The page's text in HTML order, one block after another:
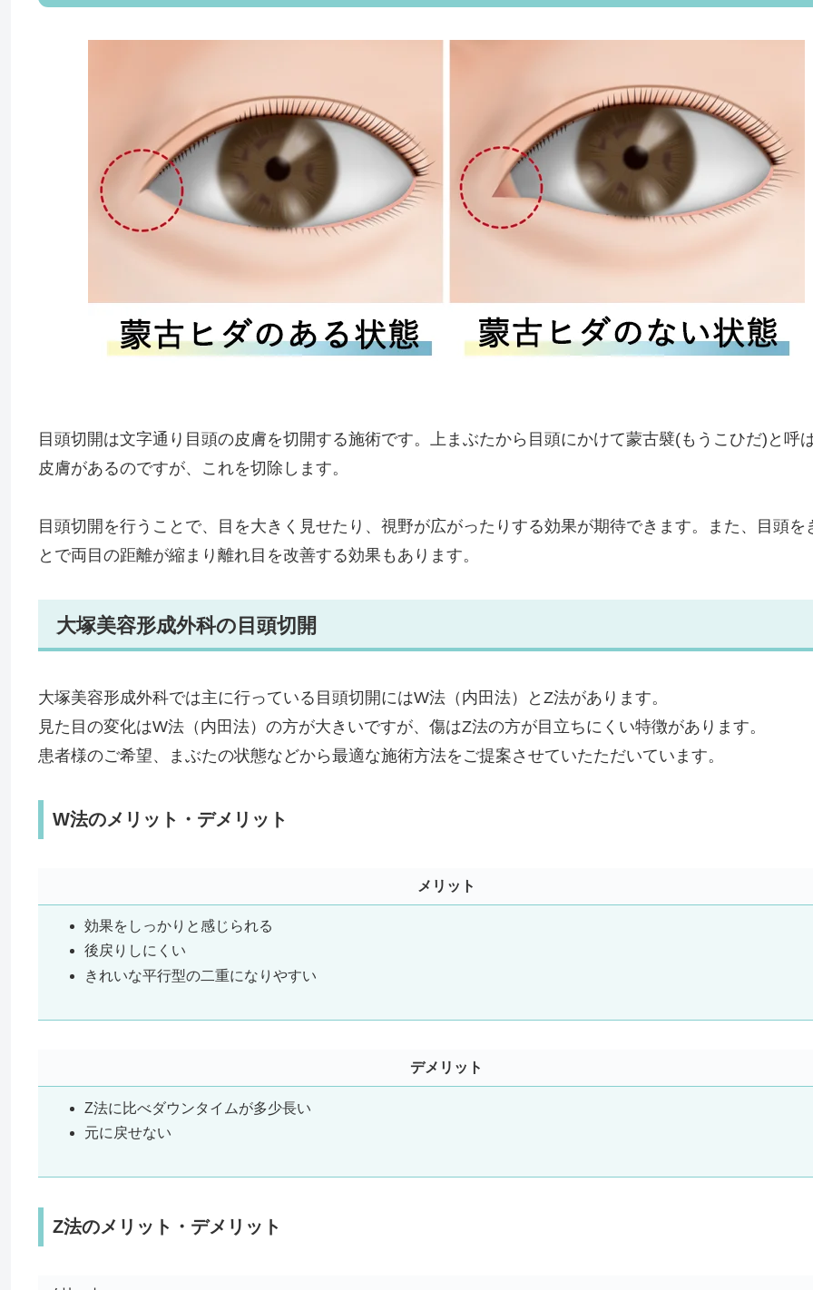
目頭切開は文字通り目頭の皮膚を切開する施術です。上まぶたから目頭にかけて蒙古襞(もうこひだ)と呼
皮膚があるのですが、これを切除します。
目頭切開を行うことで、目を大きく見せたり、視野が広がったりする効果が期待できます。また、目頭を
とで両目の距離が縮まり離れ目を改善する効果もあります。
大塚美容形成外科の目頭切開
大塚美容形成外科では主に行っている目頭切開にはW法（内田法）とZ法があります。
見た目の変化はW法（内田法）の方が大きいですが、傷はZ法の方が目立ちにくい特徴があります。
患者様のご希望、まぶたの状態などから最適な施術方法をご提案させていたただいています。
W法のメリット・デメリット
メリット
効果をしっかりと感じられる
後戻りしにくい
きれいな平行型の二重になりやすい
デメリット
Z法に比べダウンタイムが多少長い
元に戻せない
Z法のメリット・デメリット